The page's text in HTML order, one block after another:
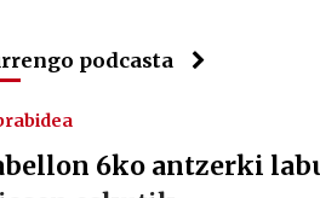
podcasta
6ko antzerki